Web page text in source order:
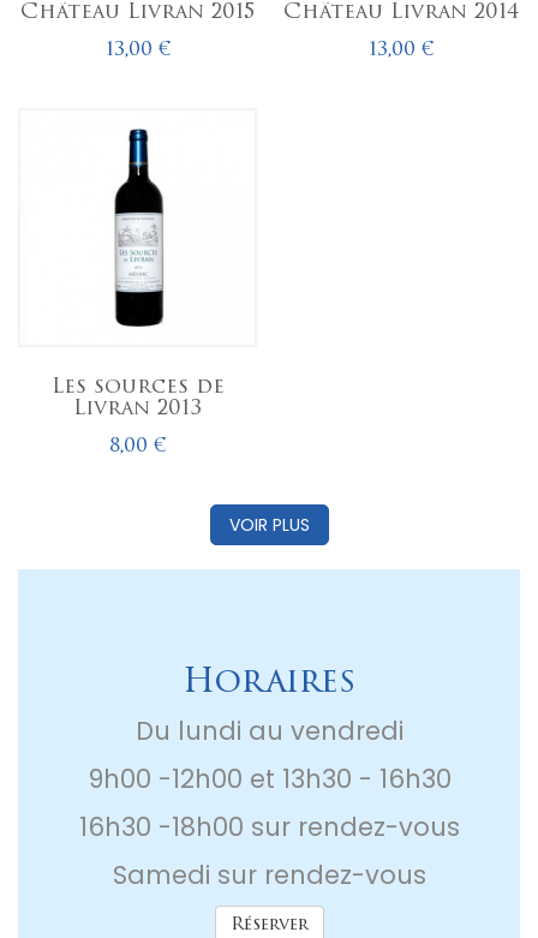
Château Livran 2015
13,00 €
Château Livran 2014
13,00 €
Les sources de
Livran 2013
8,00 €
VOIR PLUS
Horaires
Du lundi au vendredi
9h00 -12h00 et 13h30 - 16h30
16h30 -18h00 sur rendez-vous
Samedi sur rendez-vous
Réserver